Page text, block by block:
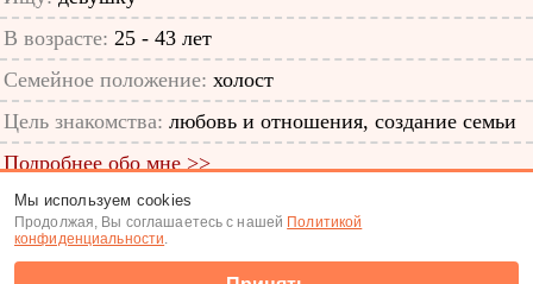
В возрасте: 25 - 43 лет
Семейное положение: холост
Цель знакомства: любовь и отношения, создание семьи
Подробнее обо мне >>
ID анкеты: 11739525
Знакомства|Поиск анкет
Мы используем cookies
Продолжая, Вы соглашаетесь с нашей Политикой
конфиденциальности.